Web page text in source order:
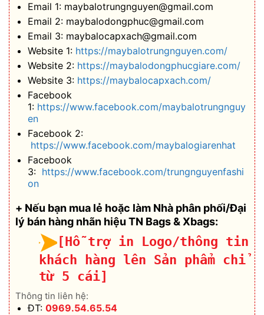
Email 1: maybalotrungnguyen@gmail.com
Email 2: maybalodongphuc@gmail.com
Email 3: maybalocapxach@gmail.com
Website 1: https://maybalotrungnguyen.com/
Website 2: https://maybalodongphucgiare.com/
Website 3: https://maybalocapxach.com/
Facebook
1: https://www.facebook.com/maybalotrungnguy
en
Facebook 2:
https://www.facebook.com/maybalogiarenhat
Facebook
3: https://www.facebook.com/trungnguyenfashi
on
+ Nếu bạn mua lẻ hoặc làm Nhà phân phối/Đại
lý bán hàng nhãn hiệu TN Bags & Xbags:
[Hỗ trợ in Logo/thông tin
khách hàng lên Sản phẩm chỉ
từ 5 cái]
Thông tin liên hệ:
ĐT: 0969.54.65.54